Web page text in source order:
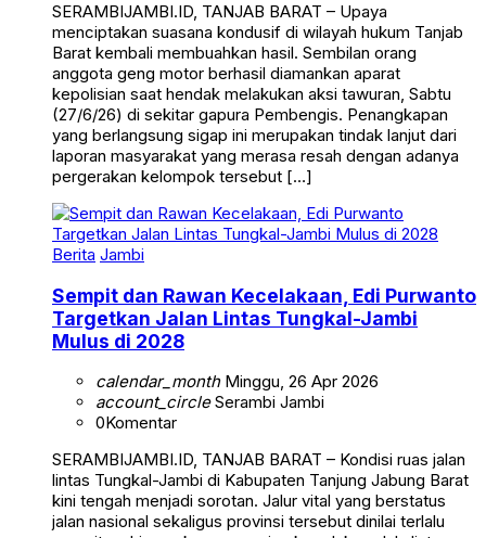
menciptakan suasana kondusif di wilayah hukum Tanjab
Barat kembali membuahkan hasil. Sembilan orang
anggota geng motor berhasil diamankan aparat
kepolisian saat hendak melakukan aksi tawuran, Sabtu
(27/6/26) di sekitar gapura Pembengis. Penangkapan
yang berlangsung sigap ini merupakan tindak lanjut dari
laporan masyarakat yang merasa resah dengan adanya
pergerakan kelompok tersebut […]
Berita Jambi
Targetkan Jalan Lintas Tungkal-Jambi
Mulus di 2028
account_circleSerambi Jambi
0Komentar
lintas Tungkal-Jambi di Kabupaten Tanjung Jabung Barat
kini tengah menjadi sorotan. Jalur vital yang berstatus
jalan nasional sekaligus provinsi tersebut dinilai terlalu
sempit, sehingga kerap memicu kecelakaan lalu lintas